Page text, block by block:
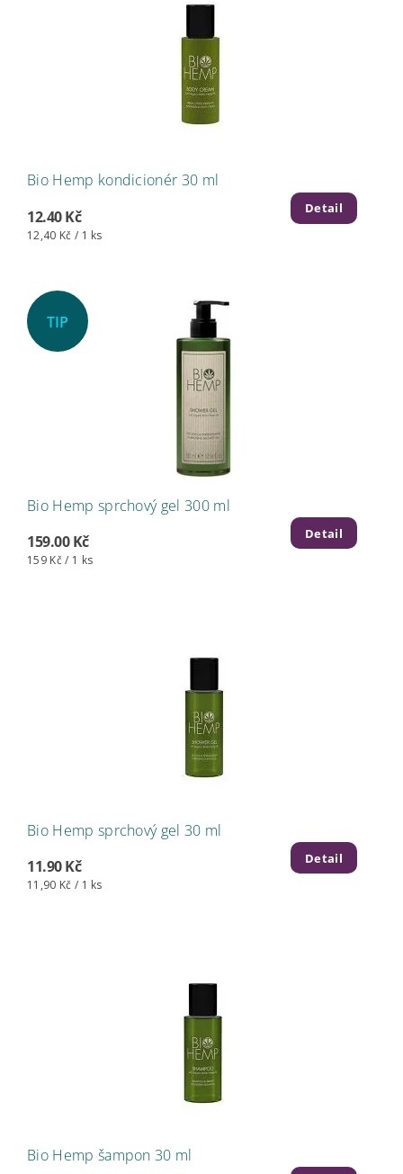
Bio Hemp kondicionér 30 ml
12.40 Kč
12,40 Kč / 1 ks
Detail
TIP
Bio Hemp sprchový gel 300 ml
159.00 Kč
159 Kč / 1 ks
Detail
Bio Hemp sprchový gel 30 ml
11.90 Kč
11,90 Kč / 1 ks
Detail
Bio Hemp šampon 30 ml